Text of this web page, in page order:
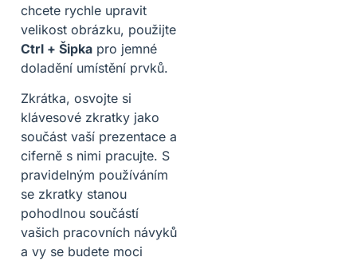
chcete rychle upravit
velikost obrázku, použijte
Ctrl + Šipka pro jemné
doladění umístění prvků.
Zkrátka, osvojte si
klávesové zkratky jako
součást vaší prezentace a
ciferně s nimi pracujte. S
pravidelným používáním
se zkratky stanou
pohodlnou součástí
vašich pracovních návyků
a vy se budete moci